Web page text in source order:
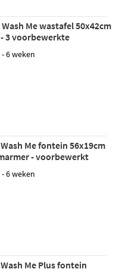
Me wastafel 50x42cm
3 voorbewerkte
- glans wit
- 6 weken
Me fontein 56x19cm
- voorbewerkt
- glans wit
- 6 weken
Me Plus fontein